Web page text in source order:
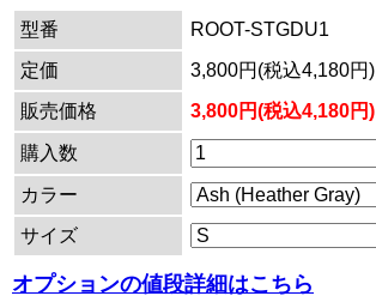
型番
ROOT-STGDU1
定価
3,800円(税込4,180円)
販売価格
3,800円(税込4,180円)
購入数
カラー
サイズ
オプションの値段詳細はこちら